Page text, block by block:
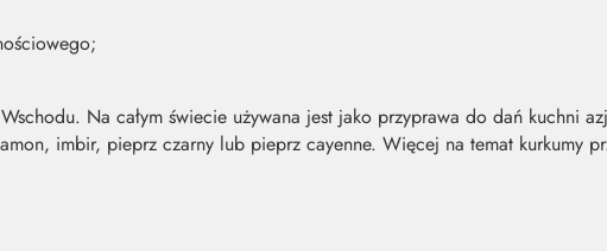
Na całym świecie używana jest jako przyprawa do dań kuchni
imbir, pieprz czarny lub pieprz cayenne. Więcej na temat kurkumy